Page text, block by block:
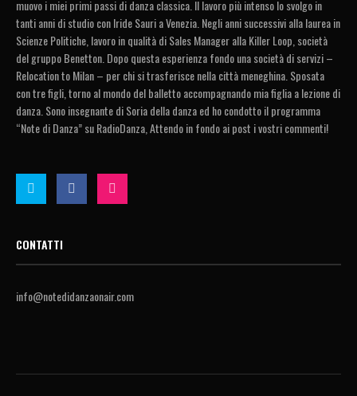
muovo i miei primi passi di danza classica. Il lavoro più intenso lo svolgo in
tanti anni di studio con Iride Sauri a Venezia. Negli anni successivi alla laurea in
Scienze Politiche, lavoro in qualità di Sales Manager alla Killer Loop, società
del gruppo Benetton. Dopo questa esperienza fondo una società di servizi –
Relocation to Milan – per chi si trasferisce nella città meneghina. Sposata
con tre figli, torno al mondo del balletto accompagnando mia figlia a lezione di
danza. Sono insegnante di Soria della danza ed ho condotto il programma
“Note di Danza” su RadioDanza, Attendo in fondo ai post i vostri commenti!
CONTATTI
info@notedidanzaonair.com